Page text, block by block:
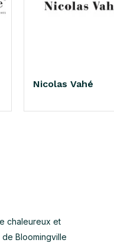
Nicolas Vahé
chaleureux et
Bloomingville